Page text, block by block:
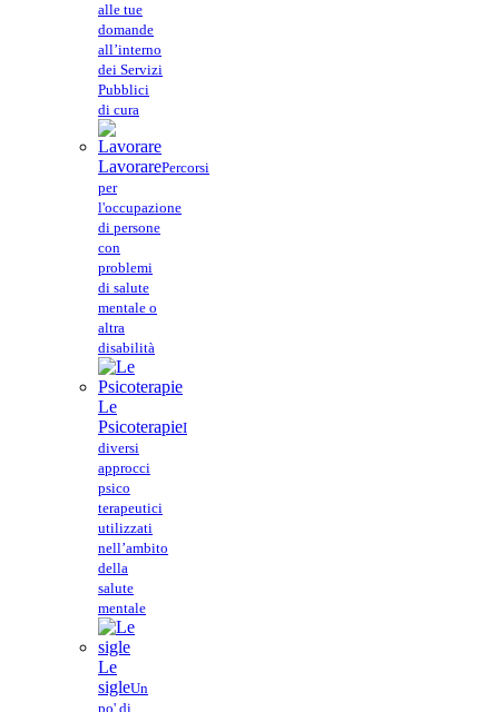
alle tue
domande
all’interno
dei Servizi
Pubblici
di cura
LavorarePercorsi
per
l'occupazione
di persone
con
problemi
di salute
mentale o
altra
disabilità
Le
PsicoterapieI
diversi
approcci
psico
terapeutici
utilizzati
nell’ambito
della
salute
mentale
Le
sigleUn
po' di